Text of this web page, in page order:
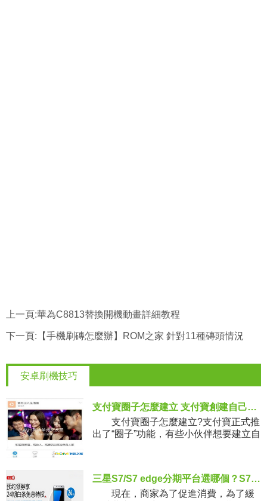
上一頁:華為C8813替換開機動畫詳細教程
下一頁: 【手機刷磚怎麼辦】ROM之家 針對11種磚頭情況
安卓刷機技巧
支付寶圈子怎麼建立 支付寶創建自己的圈子方法
支付寶圈子怎麼建立?支付寶正式推
出了“圈子”功能，有些小伙伴想要建立自
三星S7/S7 edge分期平台選哪個？S7分期購買攻略
現在，商家為了促進消費，為了緩